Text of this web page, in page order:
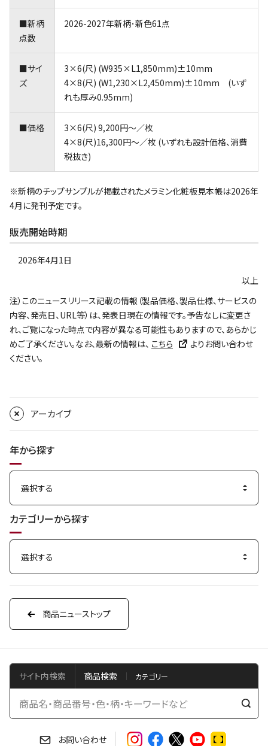
■新柄
点数
2026-2027年新柄･新色61点
■サイ
ズ
3×6(尺) (W935×L1,850mm)±10mm
4×8(尺) (W1,230×L2,450mm)±10mm (いず
れも厚み0.95mm)
■価格
3×6(尺) 9,200円～／枚
4×8(尺)16,300円～／枚 (いずれも設計価格、消費
税抜き)
※新柄のチップサンプルが掲載されたメラミン化粧板見本帳は2026年
4月に発刊予定です。
販売開始時期
2026年4月1日
以上
注）このニュースリリース記載の情報（製品価格、製品仕様、サービスの
内容、発売日、URL等）は、発表日現在の情報です。予告なしに変更さ
れ、ご覧になった時点で内容が異なる可能性もありますので、あらかじ
めご了承ください。なお、最新の情報は、 こちら
よりお問い合わせ
ください。
アーカイブ
年から探す
カテゴリーから探す
商品ニューストップ
サイト内検索 商品検索
検
お問い合わせ